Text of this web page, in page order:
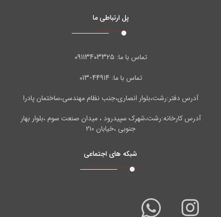
پل ارتباطی ما
تماس با ما:۰۹۱۱۳۴۰۳۳۲۵
تماس با ما: ۴۴۹۱۴-۰۱۳
آدرس دفتر:رشت،بلوار انصاری،جنب نظام مهندسی،ساختمان پادرا
آدرس کارخانه:رشت،شهرک سپیدرود ، میدان صنعت سوم ،بلوار بهار
جنوبی ،خیابان ۲۱۰
شبکه های اجتماعی